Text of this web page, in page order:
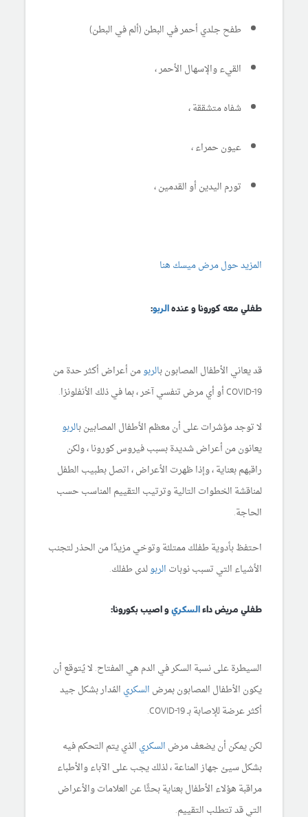
طفح جلدي أحمر في البطن (ألم في البطن)
القيء والإسهال الأحمر ،
شفاه متشققة ،
عيون حمراء ،
تورم اليدين أو القدمين ،
المزيد حول مرض ميسك هنا
طفلي معه كورونا و عنده الربو:
قد يعاني الأطفال المصابون بالربومن أعراض أكثر حدة من
COVID-19 أو أي مرض تنفسي آخر ، بما في ذلك الأنفلونزا.
لا توجد مؤشرات على أن معظم الأطفال المصابين بالربو
يعانون من أعراض شديدة بسبب فيروس كورونا ، ولكن
راقبهم بعناية ، وإذا ظهرت الأعراض ، اتصل بطبيب الطفل
لمناقشة الخطوات التالية وترتيب التقييم المناسب حسب
الحاجة.
احتفظ بأدوية طفلك ممتلئة وتوخي مزيدًا من الحذر لتجنب
الأشياء التي تسبب نوبات الربولدى طفلك.
طفلي مريض داء السكري و اصيب بكورونا:
السيطرة على نسبة السكر في الدم هي المفتاح. لا يُتوقع أن
يكون الأطفال المصابون بمرض السكري المُدار بشكل جيد
أكثر عرضة للإصابة بـ COVID-19.
لكن يمكن أن يضعف مرض السكري الذي يتم التحكم فيه
بشكل سيئ جهاز المناعة ، لذلك يجب على الآباء والأطباء
مراقبة هؤلاء الأطفال بعناية بحثًا عن العلامات والأعراض
التي قد تتطلب التقييم.